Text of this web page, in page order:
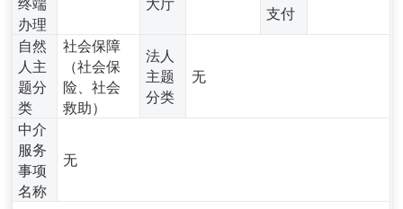
办理
支付
自然
人主
题分
类
社会保障
（社会保
险、社会
救助）
法人
主题
分类
无
中介
服务
事项
名称
无